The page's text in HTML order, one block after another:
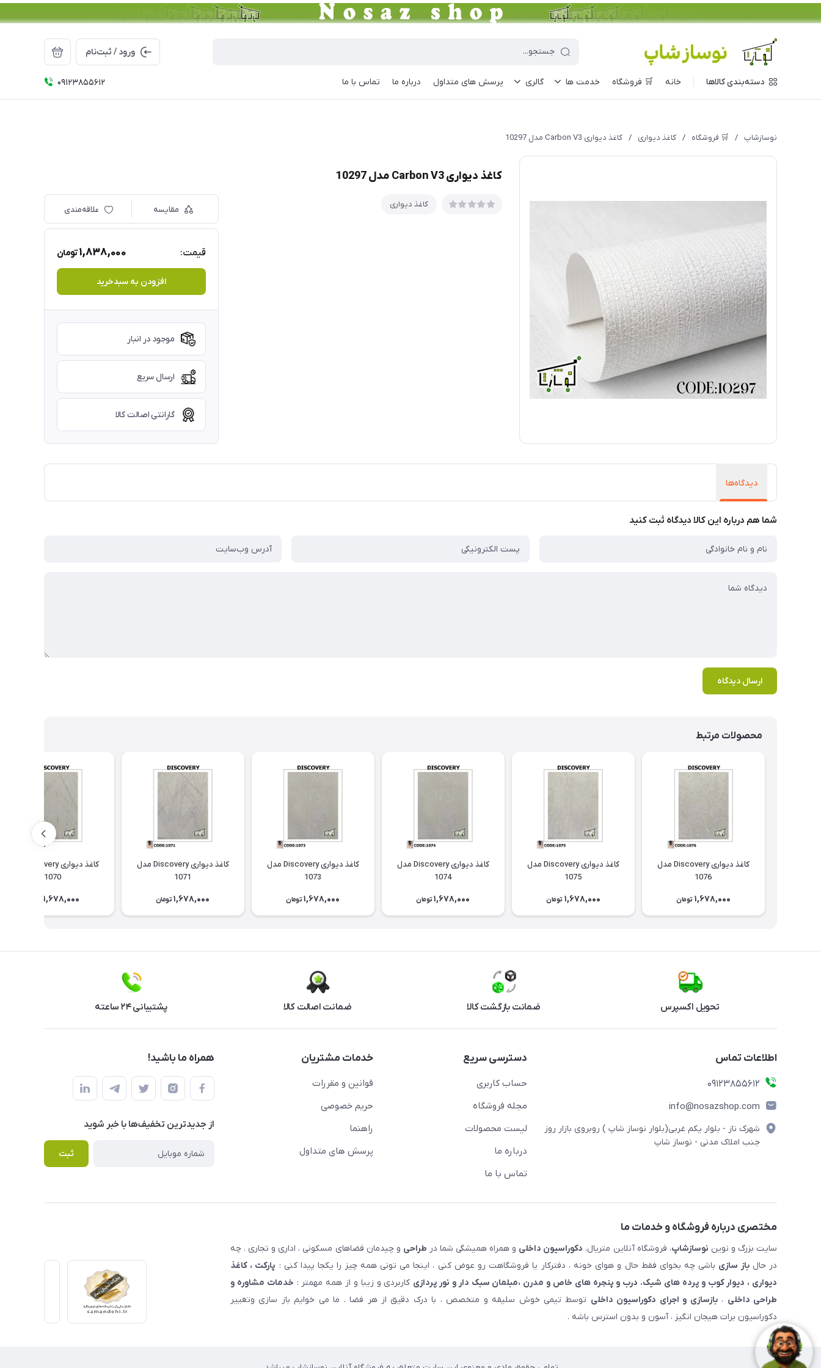
ورود / ثبت‌نام
دسته‌بندی کالاها خانه 🛒 فروشگاه خدمت ها گالری پرسش های متداول درباره ما تماس با ما 09123855612
نوسازشاپ / 🛒 فروشگاه / کاغذ دیواری / کاغذ دیواری Carbon V3 مدل 10297
کاغذ دیواری Carbon V3 مدل 10297
کاغذ دیواری
مقایسه علاقه‌مندی
قیمت: 1,838,000تومان
افزودن به سبدخرید
موجود در انبار
ارسال سریع
گارانتی اصالت کالا
دیدگاه‌ها
شما هم درباره این کالا دیدگاه ثبت کنید
ارسال دیدگاه
محصولات مرتبط
کاغذ دیواری Discovery مدل
1076
1,678,000 تومان
کاغذ دیواری Discovery مدل
1075
1,678,000 تومان
کاغذ دیواری Discovery مدل
1074
1,678,000 تومان
کاغذ دیواری Discovery مدل
1073
1,678,000 تومان
کاغذ دیواری Discovery مدل
1071
1,678,000 تومان
1070
1,678,000
تحویل اکسپرس ضمانت بازگشت کالا ضمانت اصالت کالا پشتیبانی ۲۴ ساعته
اطلاعات تماس
09123855612
info@nosazshop.com
شهرک ناز - بلوار یکم غربی(بلوار نوساز شاپ ) روبروی بازار روز
جنب املاک مدنی - نوساز شاپ
دسترسی سریع
حساب کاربری
مجله فروشگاه
لیست محصولات
درباره ما
تماس با ما
خدمات مشتریان
قوانین و مقررات
حریم خصوصی
راهنما
پرسش های متداول
همراه ما باشید!
از جدید‌ترین تخفیف‌ها با‌ خبر شوید
ثبت
مختصری درباره فروشگاه و خدمات ما
سایت بزرگ و نوین نوسازشاپ، فروشگاه آنلاین متریال، دکوراسیون داخلی و همراه همیشگی شما در طراحی و چیدمان فضاهای مسکونی ، اداری و تجاری . چه
در حالباز سازی باشی چه بخوای فقط حال و هوای خونه ، دفترکار یا فروشگاهت رو عوض کنی ، اینجا می تونی همه چیز را یکجا پیدا کنی : پارکت ، کاغذ
دیواری ، دیوار کوب و پرده های شیک. درب و پنجره های خاص و مدرن ،مبلمان سبک دار و نور پردازی کاربردی و زیبا و از همه مهمتر : خدمات مشاوره و
طراحی داخلی ،بازسازی و اجرای دکوراسیون داخلی توسط تیمی خوش سلیقه و متخصص ، با درک دقیق از هر فضا . ما می خوایم باز سازی وتغییر
دکوراسیون برات هیجان انگیز ، آسون و بدون استرس باشه .